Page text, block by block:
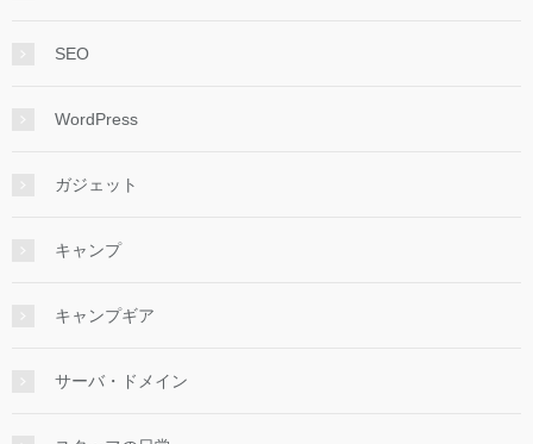
SEO
WordPress
ガジェット
キャンプ
キャンプギア
サーバ・ドメイン